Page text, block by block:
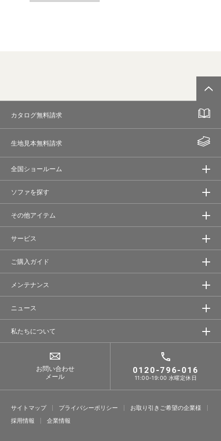
カタログ無料請求
生地見本無料請求
全国ショールーム
ソファを探す
その他アイテム
サービス
ご購入ガイド
メンテナンス
ニュース
私たちについて
お問い合わせ
メール
0120-796-016
11:00-19:00 水曜定休日
サイトマップ プライバシーポリシー
お取り引きご希望の企業様
採⽤情報
企業情報